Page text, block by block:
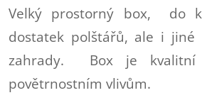
Velký prostorný box, do
dostatek polštářů, ale i jiné
zahrady. Box je
povětrnostním vlivům.